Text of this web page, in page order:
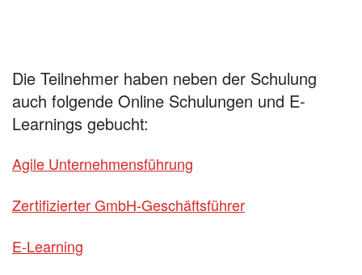
Die Teilnehmer haben neben der Schulung
auch folgende Online Schulungen und E-
Learnings gebucht:
Agile Unternehmensführung
Zertifizierter GmbH-Geschäftsführer
E-Learning